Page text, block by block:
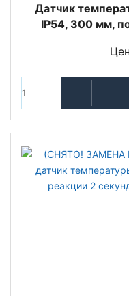
Датчик
IP54, 300 мм,